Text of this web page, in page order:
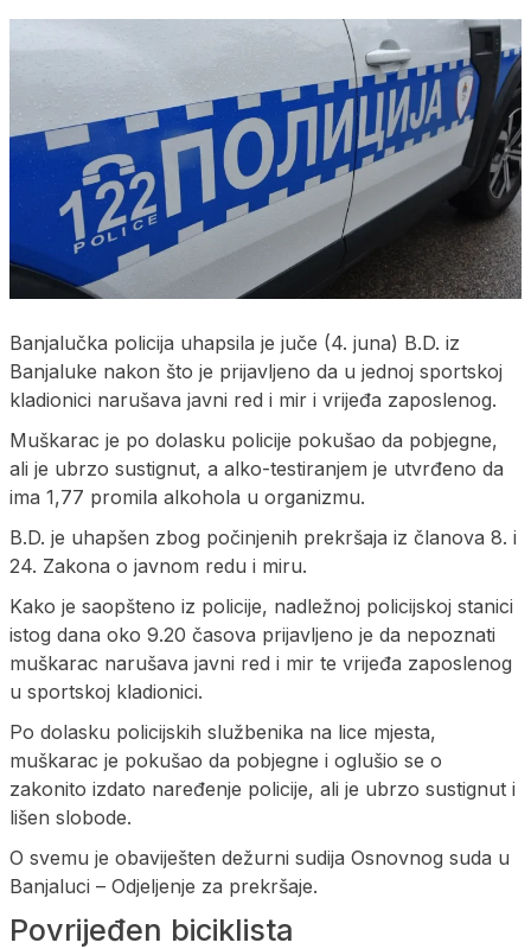
Banjalučka policija uhapsila je juče (4. juna) B.D. iz
Banjaluke nakon što je prijavljeno da u jednoj sportskoj
kladionici narušava javni red i mir i vrijeđa zaposlenog.
Muškarac je po dolasku policije pokušao da pobjegne,
ali je ubrzo sustignut, a alko-testiranjem je utvrđeno da
ima 1,77 promila alkohola u organizmu.
B.D. je uhapšen zbog počinjenih prekršaja iz članova 8. i
24. Zakona o javnom redu i miru.
Kako je saopšteno iz policije, nadležnoj policijskoj stanici
istog dana oko 9.20 časova prijavljeno je da nepoznati
muškarac narušava javni red i mir te vrijeđa zaposlenog
u sportskoj kladionici.
Po dolasku policijskih službenika na lice mjesta,
muškarac je pokušao da pobjegne i oglušio se o
zakonito izdato naređenje policije, ali je ubrzo sustignut i
lišen slobode.
O svemu je obaviješten dežurni sudija Osnovnog suda u
Banjaluci – Odjeljenje za prekršaje.
Povrijeđen biciklista